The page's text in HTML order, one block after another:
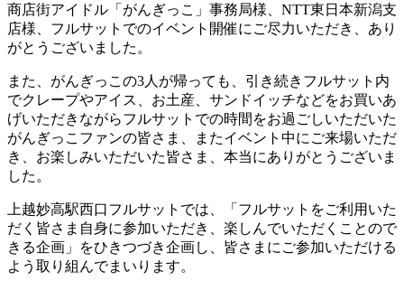
商店街アイドル「がんぎっこ」事務局様、NTT東日本新潟支
店様、フルサットでのイベント開催にご尽力いただき、あり
がとうございました。
また、がんぎっこの3人が帰っても、引き続きフルサット内
でクレープやアイス、お土産、サンドイッチなどをお買いあ
げいただきながらフルサットでの時間をお過ごしいただいた
がんぎっこファンの皆さま、またイベント中にご来場いただ
き、お楽しみいただいた皆さま、本当にありがとうございま
した。
上越妙高駅西口フルサットでは、「フルサットをご利用いた
だく皆さま自身に参加いただき、楽しんでいただくことので
きる企画」をひきつづき企画し、皆さまにご参加いただける
よう取り組んでまいります。